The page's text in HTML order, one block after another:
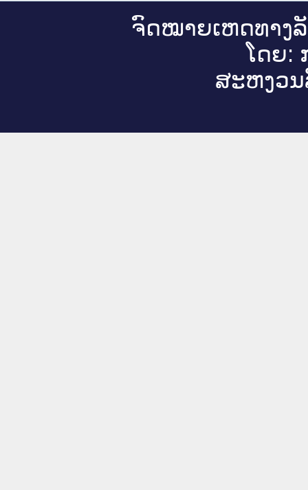
ຈົດ​ໝາຍ​ເຫດ​ທາງ​
ໂດຍ:
ສະ​ຫງວນ​